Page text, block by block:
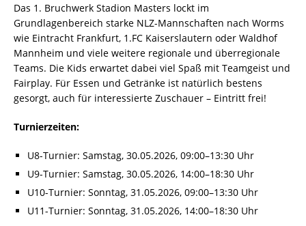
Das 1. Bruchwerk Stadion Masters lockt im
Grundlagenbereich starke NLZ-Mannschaften nach Worms
wie Eintracht Frankfurt, 1.FC Kaiserslautern oder Waldhof
Mannheim und viele weitere regionale und überregionale
Teams. Die Kids erwartet dabei viel Spaß mit Teamgeist und
Fairplay. Für Essen und Getränke ist natürlich bestens
gesorgt, auch für interessierte Zuschauer – Eintritt frei!
Turnierzeiten:
U8-Turnier: Samstag, 30.05.2026, 09:00–13:30 Uhr
U9-Turnier: Samstag, 30.05.2026, 14:00–18:30 Uhr
U10-Turnier: Sonntag, 31.05.2026, 09:00–13:30 Uhr
U11-Turnier: Sonntag, 31.05.2026, 14:00–18:30 Uhr